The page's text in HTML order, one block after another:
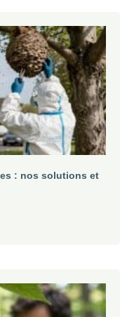
: nos solutions et